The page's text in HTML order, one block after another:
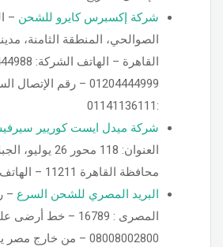
شركة إكسبرس كايرو للشحن –
الصوالحي، المنطقة الثامنة،
01204444999 – رقم
:01141136111
شركة ميدل ايست كوريير
العنوان: 118 محور
محافظة القاهرة‬ 11211 – الهاتف: 0227356428
البريد المصري للشحن السرع –
المصرى : 16789 – خط
08008002800 – من